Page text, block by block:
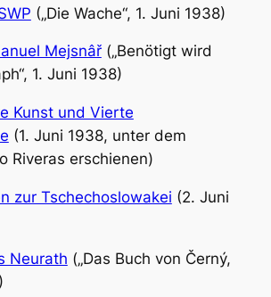
(„Die Wache“, 1. Juni 1938)
Mejsnâř(„Benötigt wird
1. Juni 1938)
Kunst und Vierte
(1. Juni 1938, unter dem
Riveras erschienen)
zur Tschechoslowakei (2. Juni
Neurath („Das Buch von Černý,